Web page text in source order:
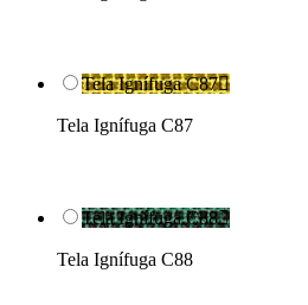
Tela Ignífuga C87
Tela Ignífuga C87
Tela Ignífuga C88
Tela Ignífuga C88